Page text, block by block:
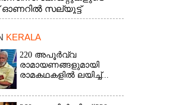
സല്യൂട്ട്
KERALA
220 അപൂർവ്വ
രാമായണങ്ങളുമായി
രാമകഥകളിൽ ലയിച്ച്...